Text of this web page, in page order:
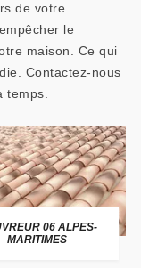
de votre
le
maison. Ce qui
Contactez-nous
temps.
06 ALPES-
MARITIMES